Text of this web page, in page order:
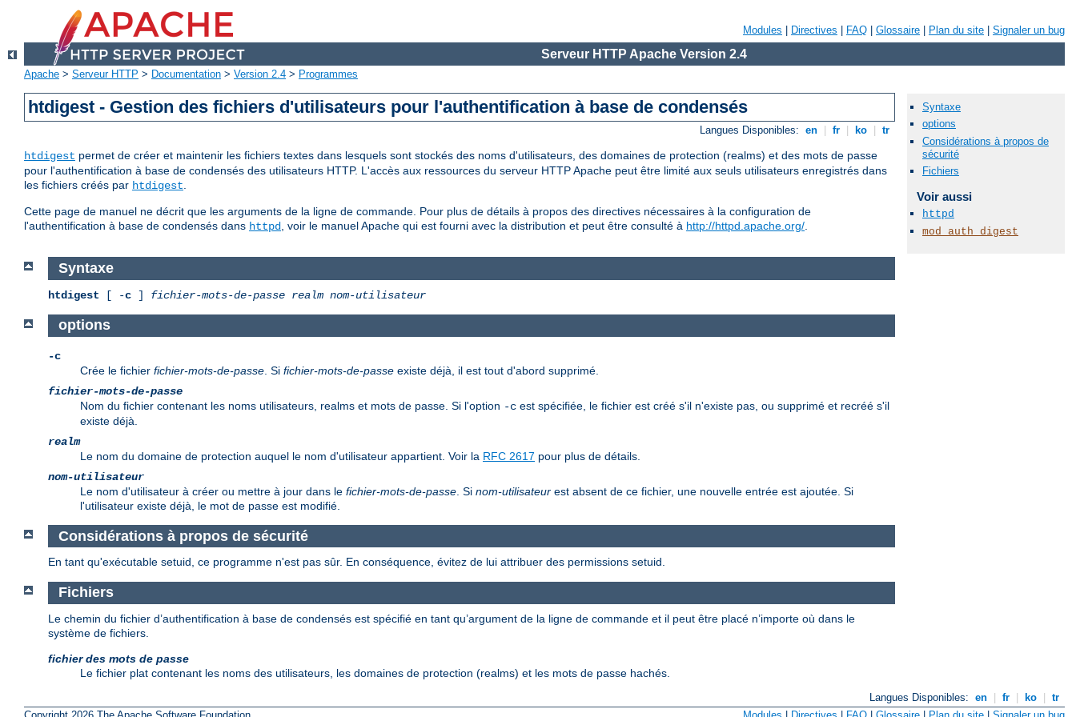
Modules Directives FAQ Glossaire Plan du site Signaler un bug
Serveur HTTP Apache Version 2.4
Apache > Serveur HTTP > Documentation > Version 2.4 > Programmes
htdigest - Gestion des fichiers d'utilisateurs pour l'authentification à base de condensés
Langues Disponibles: en fr ko tr
htdigest permet de créer et maintenir les fichiers textes dans lesquels sont stockés des noms d'utilisateurs, des domaines de protection (realms) et des mots de passe
pour l'authentification à base de condensés des utilisateurs HTTP. L'accès aux ressources du serveur HTTP Apache peut être limité aux seuls utilisateurs enregistrés dans
les fichiers créés par htdigest.
Cette page de manuel ne décrit que les arguments de la ligne de commande. Pour plus de détails à propos des directives nécessaires à la configuration de
l'authentification à base de condensés dans httpd, voir le manuel Apache qui est fourni avec la distribution et peut être consulté à http://httpd.apache.org/.
Syntaxe
htdigest [ -c ] fichier-mots-de-passe realm nom-utilisateur
options
-c
Crée le fichier fichier-mots-de-passe . Si fichier-mots-de-passe existe déjà, il est tout d'abord supprimé.
fichier-mots-de-passe
Nom du fichier contenant les noms utilisateurs, realms et mots de passe. Si l'option -c est spécifiée, le fichier est créé s'il n'existe pas, ou supprimé et recréé s'il
existe déjà.
realm
Le nom du domaine de protection auquel le nom d'utilisateur appartient. Voir la RFC 2617 pour plus de détails.
nom-utilisateur
Le nom d'utilisateur à créer ou mettre à jour dans le fichier-mots-de-passe . Si nom-utilisateur est absent de ce fichier, une nouvelle entrée est ajoutée. Si
l'utilisateur existe déjà, le mot de passe est modifié.
Considérations à propos de sécurité
En tant qu'exécutable setuid, ce programme n'est pas sûr. En conséquence, évitez de lui attribuer des permissions setuid.
Fichiers
Le chemin du fichier d’authentification à base de condensés est spécifié en tant qu’argument de la ligne de commande et il peut être placé n’importe où dans le
système de fichiers.
fichier des mots de passe
Le fichier plat contenant les noms des utilisateurs, les domaines de protection (realms) et les mots de passe hachés.
Langues Disponibles: en fr ko
tr
Syntaxe
options
Considérations à propos de
sécurité
Fichiers
Voir aussi
httpd
mod_auth_digest